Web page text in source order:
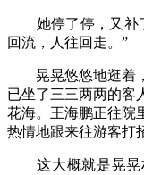
她停了停，又补了
回流，人往回走。”
晃晃悠悠地逛着，
已坐了三三两两的客
花海。王海鹏正往院
热情地跟来往游客打
这大概就是晃晃